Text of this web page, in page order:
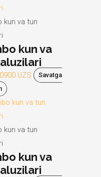
kun va tun
kun va
UZS
Savatga
kun va tun
kun va